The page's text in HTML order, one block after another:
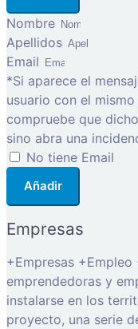
Nombre
Apellidos
Email
*Si aparece el
usuario con el
compruebe que
sino abra una
No tiene Email
Añadir
Empresas
+Empresas
emprendedoras y
instalarse en los
proyecto, una serie